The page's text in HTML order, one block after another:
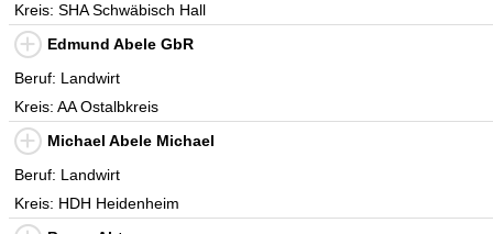
Kreis: SHA Schwäbisch Hall
Edmund Abele GbR
Beruf: Landwirt
Kreis: AA Ostalbkreis
Michael Abele Michael
Beruf: Landwirt
Kreis: HDH Heidenheim